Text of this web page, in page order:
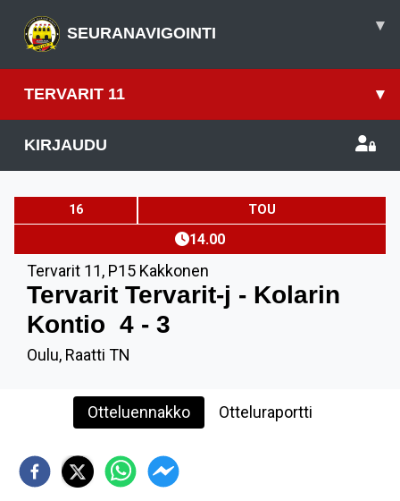
SEURANAVIGOINTI ▾
TERVARIT 11 ▾
KIRJAUDU
16 TOU
14.00
Tervarit 11, P15 Kakkonen
Tervarit Tervarit-j - Kolarin
Kontio 4 - 3
Oulu, Raatti TN
Otteluennakko Otteluraportti